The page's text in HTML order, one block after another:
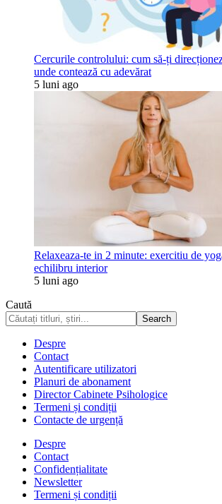
Cercurile controlului: cum să-ți
unde contează cu adevărat
5 luni ago
Relaxeaza-te in 2 minute: exercitiu de
echilibru interior
5 luni ago
Caută
Despre
Contact
Autentificare utilizatori
Planuri de abonament
Director Cabinete Psihologice
Termeni și condiții
Contacte de urgență
Despre
Contact
Confidențialitate
Newsletter
Termeni și condiții